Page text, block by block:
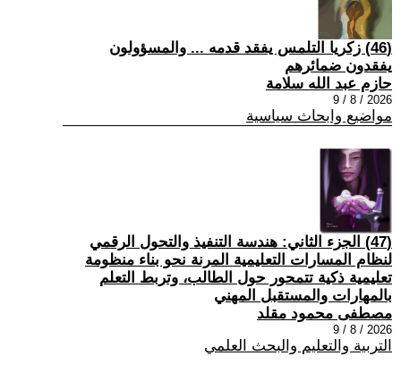
(46) زكريا التلمس يفقد قدمه ... والمسؤولون
يفقدون ضمائرهم
حازم عبد الله سلامة
2026 / 8 / 9
مواضيع وابحاث سياسية
(47) الجزء الثاني: هندسة التنفيذ والتحول الرقمي
لنظام المسارات التعليمية المرنة نحو بناء منظومة
تعليمية ذكية تتمحور حول الطالب، وتربط التعلم
بالمهارات والمستقبل المهني
مصطفى محمود مقلد
2026 / 8 / 9
التربية والتعليم والبحث العلمي